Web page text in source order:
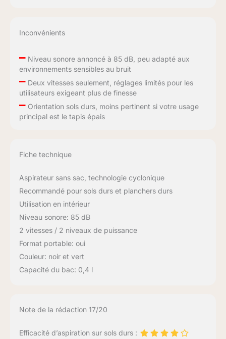
Inconvénients
–Niveau sonore annoncé à 85 dB, peu adapté aux
environnements sensibles au bruit
–Deux vitesses seulement, réglages limités pour les
utilisateurs exigeant plus de finesse
–Orientation sols durs, moins pertinent si votre usage
principal est le tapis épais
Fiche technique
Aspirateur sans sac, technologie cyclonique
Recommandé pour sols durs et planchers durs
Utilisation en intérieur
Niveau sonore: 85 dB
2 vitesses / 2 niveaux de puissance
Format portable: oui
Couleur: noir et vert
Capacité du bac: 0,4 l
Note de la rédaction 17/20
Efficacité d’aspiration sur sols durs :